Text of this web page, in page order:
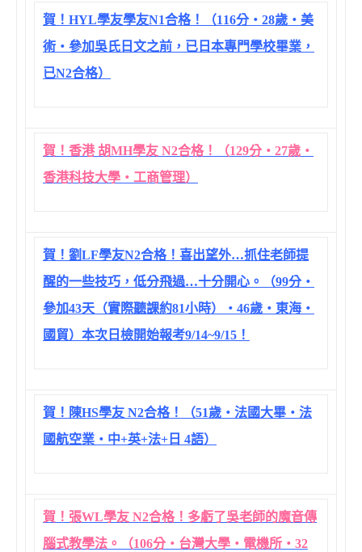
賀！HYL學友學友N1合格！（116分‧28歲‧美
術‧參加吳氏日文之前，已日本專門學校畢業，
已N2合格）
賀！香港 胡MH學友 N2合格！（129分‧27歲‧
香港科技大學‧工商管理）
賀！劉LF學友N2合格！喜出望外…抓住老師提
醒的一些技巧，低分飛過…十分開心。（99分‧
參加43天（實際聽課約81小時）‧46歲‧東海‧
國貿）本次日檢開始報考9/14~9/15！
賀！陳HS學友 N2合格！（51歲‧法國大畢‧法
國航空業‧中+英+法+日 4語）
賀！張WL學友 N2合格！多虧了吳老師的魔音傳
腦式教學法。（106分‧台灣大學‧電機所‧32